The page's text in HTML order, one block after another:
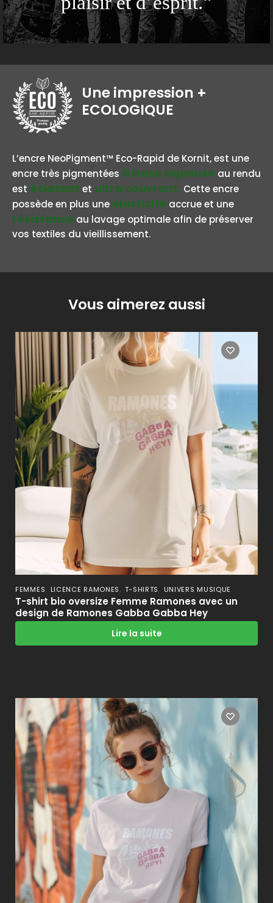
BASE AQUEUSE
Une impression +
ECOLOGIQUE
L’encre NeoPigment™ Eco-Rapid de Kornit, est une
encre très pigmentées à base aqueuse au rendu
est éclatant et ultra couvrant. Cette encre
possède en plus une élasticité accrue et une
résistance au lavage optimale afin de préserver
vos textiles du vieillissement.
Vous aimerez aussi
FEMMES, LICENCE RAMONES, T-SHIRTS, UNIVERS MUSIQUE
T-shirt bio oversize Femme Ramones avec un
design de Ramones Gabba Gabba Hey
Lire la suite